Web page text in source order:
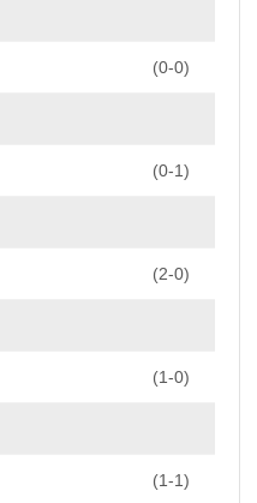
(0-0)
(0-1)
(2-0)
(1-0)
(1-1)